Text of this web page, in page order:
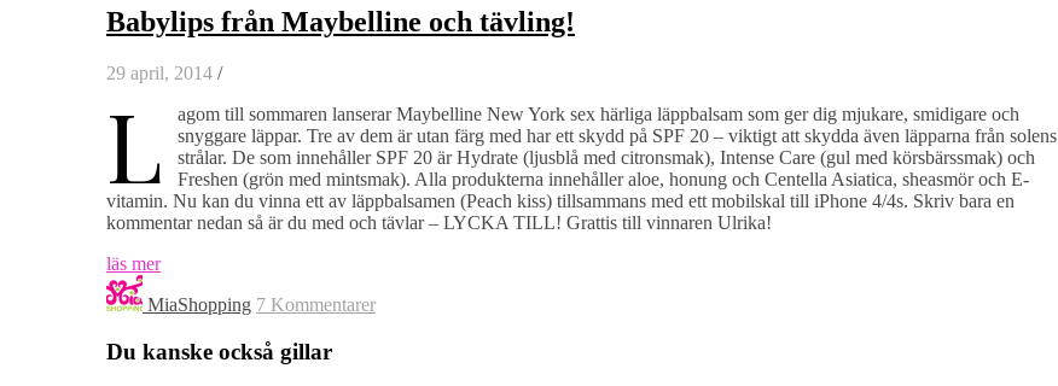
Babylips från Maybelline och tävling!
29 april, 2014 /
L
agom till sommaren lanserar Maybelline New York sex härliga läppbalsam som ger dig mjukare, smidigare och
snyggare läppar. Tre av dem är utan färg med har ett skydd på SPF 20 – viktigt att skydda även läpparna från solens
strålar. De som innehåller SPF 20 är Hydrate (ljusblå med citronsmak), Intense Care (gul med körsbärssmak) och
Freshen (grön med mintsmak). Alla produkterna innehåller aloe, honung och Centella Asiatica, sheasmör och E-
vitamin. Nu kan du vinna ett av läppbalsamen (Peach kiss) tillsammans med ett mobilskal till iPhone 4/4s. Skriv bara en
kommentar nedan så är du med och tävlar – LYCKA TILL! Grattis till vinnaren Ulrika!
läs mer
MiaShopping 7 Kommentarer
Du kanske också gillar